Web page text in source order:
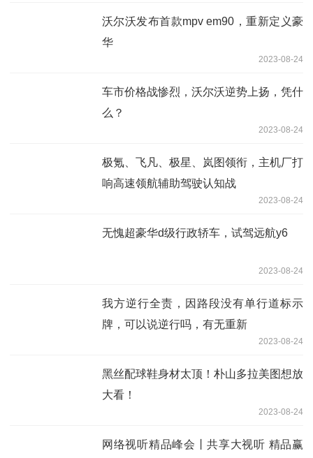
沃尔沃发布首款mpv em90，重新定义豪
华
2023-08-24
车市价格战惨烈，沃尔沃逆势上扬，凭什
么？
2023-08-24
极氪、飞凡、极星、岚图领衔，主机厂打
响高速领航辅助驾驶认知战
2023-08-24
无愧超豪华d级行政轿车，试驾远航y6
2023-08-24
我方逆行全责，因路段没有单行道标示
牌，可以说逆行吗，有无重新
2023-08-24
黑丝配球鞋身材太顶！朴山多拉美图想放
大看！
2023-08-24
网络视听精品峰会丨共享大视听 精品赢